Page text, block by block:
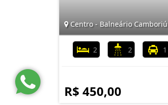
Centro - Balneário Camboriú
2 2 1
R$ 450,00